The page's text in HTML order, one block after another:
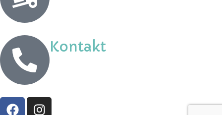
Kontakt